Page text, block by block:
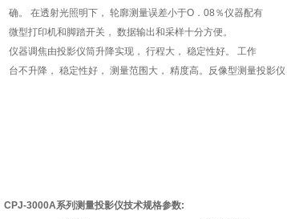
确。 在透射光照明下， 轮廓测量误差小于O．08％仪器配有
微型打印机和脚踏开关， 数据输出和采样十分方便。
仪器调焦由投影仪筒升降实现， 行程大， 稳定性好。 工作
台不升降， 稳定性好， 测量范围大， 精度高。反像型测量投影仪
CPJ-3000A系列测量投影仪技术规格参数: